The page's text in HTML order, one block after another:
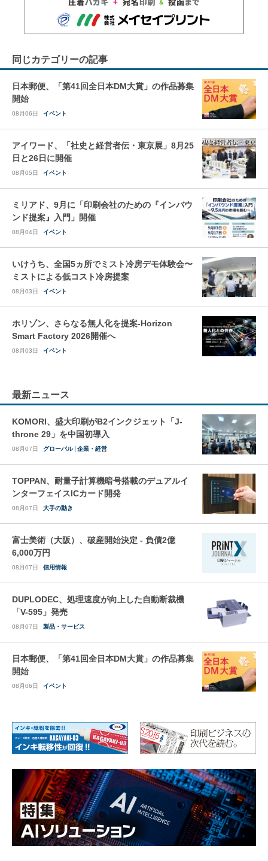
同じカテゴリーの記事
日本郵便、「第41回全日本DM大賞」の作品募集
開始
08月06日 イベント
アイワード、「社史と経営者伝・東京展」8月25
日と26日に開催
08月05日 イベント
ミリアド、9月に「印刷会社のための『インバウ
ンド提案』入門」開催
08月04日 イベント
いけうち、全国5ヵ所でミスト冷房デモ体験会〜
ミストによる低コスト冷房提案
08月03日 イベント
ホリゾン、さらなる無人化を提案-Horizon
Smart Factory 2026開催へ
08月03日 イベント
最新ニュース
KOMORI、盛大印刷がB2インクジェット「J-
throne 29」を中国初導入
08月07日 グローバル 企業・経営
TOPPAN、耐量子計算機暗号搭載のデュアルイ
ンターフェイスICカード開発
08月07日 大手の動き
富士美術（大阪）、破産開始決定 - 負債2億
6,000万円
08月07日 信用情報
DUPLODEC、処理速度が向上した自動断裁機
「V-595」発売
08月07日 製品・サービス
日本郵便、「第41回全日本DM大賞」の作品募集
開始
08月06日 イベント